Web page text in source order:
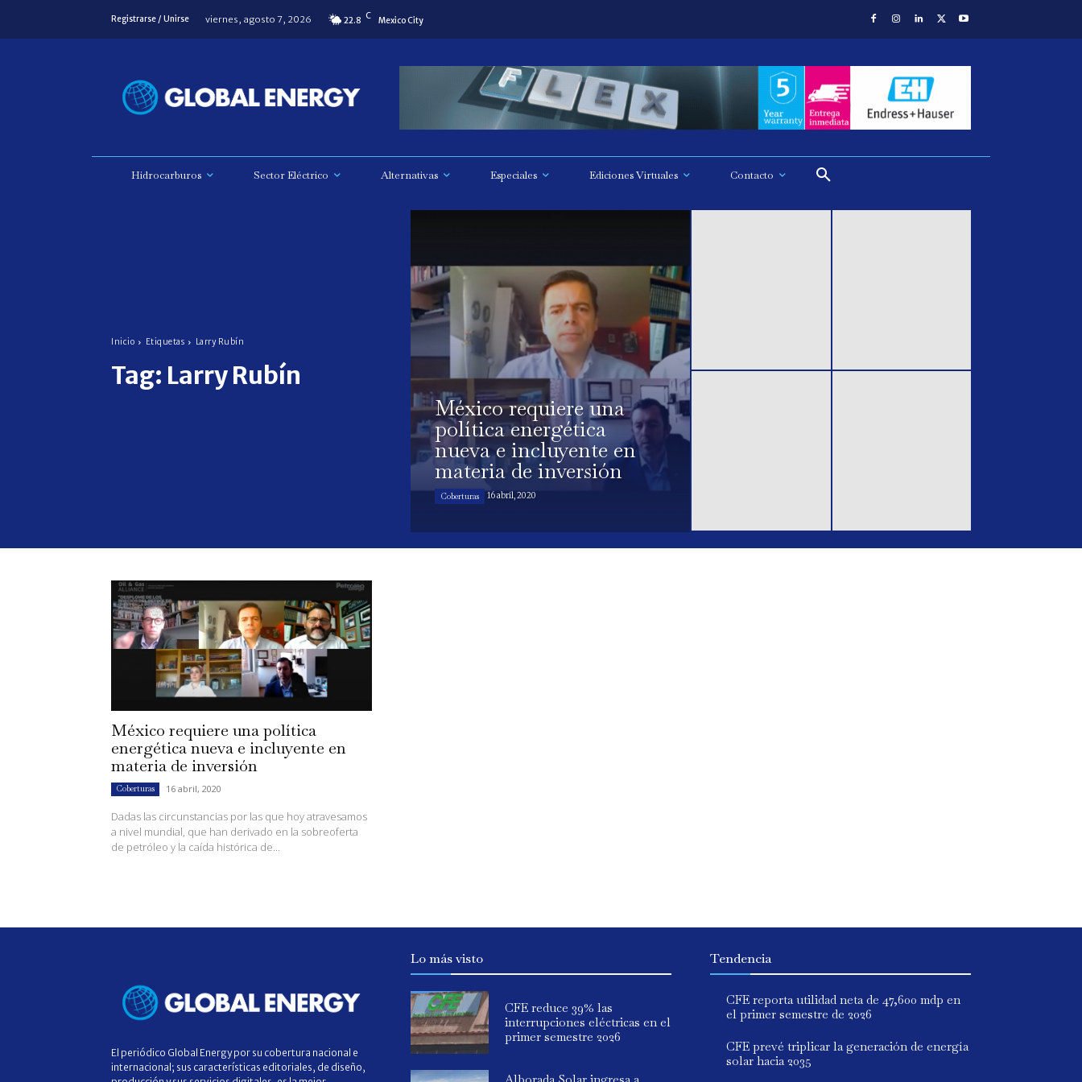
Registrarse / Unirse viernes, agosto 7, 2026 22.8 C Mexico City
Hidrocarburos Sector Eléctrico Alternativas Especiales Ediciones Virtuales Contacto
Inicio Etiquetas Larry Rubín
Tag: Larry Rubín
México requiere una
política energética
nueva e incluyente en
materia de inversión
Coberturas 16 abril, 2020
México requiere una política
energética nueva e incluyente en
materia de inversión
Coberturas 16 abril, 2020
Dadas las circunstancias por las que hoy atravesamos
a nivel mundial, que han derivado en la sobreoferta
de petróleo y la caída histórica de...
El periódico Global Energy por su cobertura nacional e
internacional; sus características editoriales, de diseño,
Lo más visto
CFE reduce 39% las
interrupciones eléctricas en el
primer semestre 2026
Tendencia
CFE reporta utilidad neta de 47,600 mdp en
el primer semestre de 2026
CFE prevé triplicar la generación de energía
solar hacia 2035